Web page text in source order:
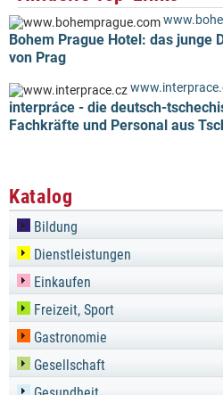
Bohem Prague Hotel: das junge
von Prag
interpráce - die deutsch-
Fachkräfte und Personal aus
Katalog
Bildung
Dienstleistungen
Einkaufen
Freizeit, Sport
Gastronomie
Gesellschaft